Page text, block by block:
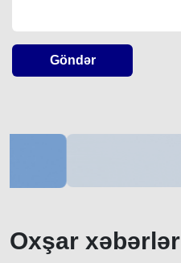
Göndər
Oxşar xəbərlər